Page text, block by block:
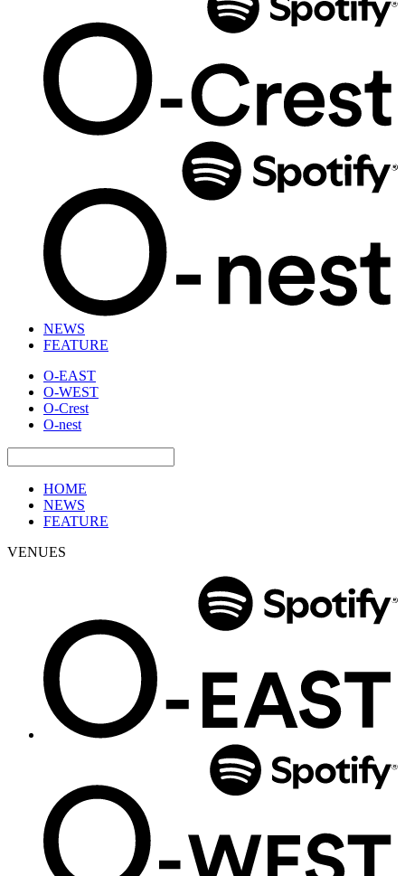
NEWS
FEATURE
O-EAST
O-WEST
O-Crest
O-nest
HOME
NEWS
FEATURE
VENUES